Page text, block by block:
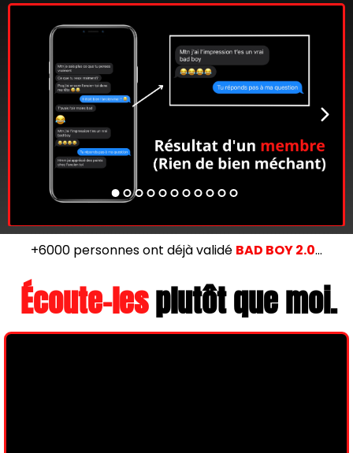
+6000 personnes ont déjà validé BAD BOY 2.0…
Écoute-lesplutôt que moi.